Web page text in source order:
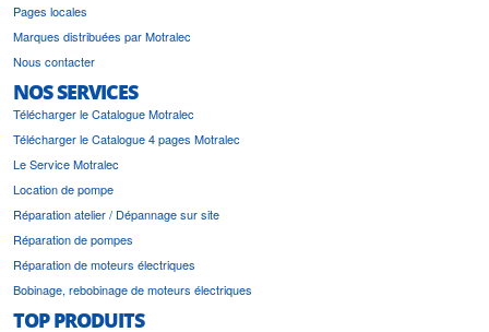
Pages locales
Marques distribuées par Motralec
Nous contacter
NOS SERVICES
Télécharger le Catalogue Motralec
Télécharger le Catalogue 4 pages Motralec
Le Service Motralec
Location de pompe
Réparation atelier / Dépannage sur site
Réparation de pompes
Réparation de moteurs électriques
Bobinage, rebobinage de moteurs électriques
TOP PRODUITS